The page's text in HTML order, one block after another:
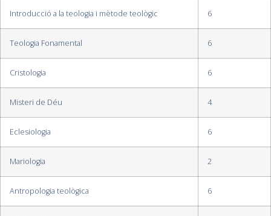
Introducció a la teologia i mètode teològic 6
Teologia Fonamental 6
Cristologia 6
Misteri de Déu 4
Eclesiologia 6
Mariologia 2
Antropologia teològica 6